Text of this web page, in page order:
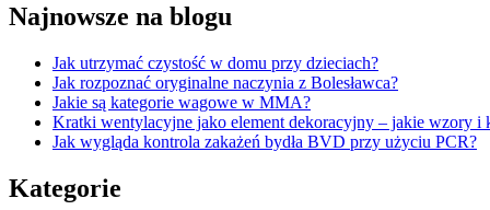
Najnowsze na blogu
Jak utrzymać czystość w domu przy dzieciach?
Jak rozpoznać oryginalne naczynia z Bolesławca?
Jakie są kategorie wagowe w MMA?
Kratki wentylacyjne jako element dekoracyjny – jakie wzory i
Jak wygląda kontrola zakażeń bydła BVD przy użyciu PCR?
Kategorie